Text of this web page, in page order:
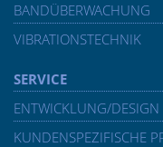
BANDÜBERWACHUNG
VIBRATIONSTECHNIK
SERVICE
ENTWICKLUNG/DESIGN
KUNDENSPEZIFISCHE